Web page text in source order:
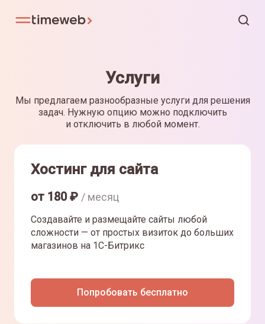
Услуги
Мы предлагаем разнообразные услуги для решения
задач. Нужную опцию можно подключить
и отключить в любой момент.
Хостинг для сайта
от 180₽ / месяц
Создавайте и размещайте сайты любой
сложности — от простых визиток до больших
магазинов на 1С-Битрикс
Попробовать бесплатно